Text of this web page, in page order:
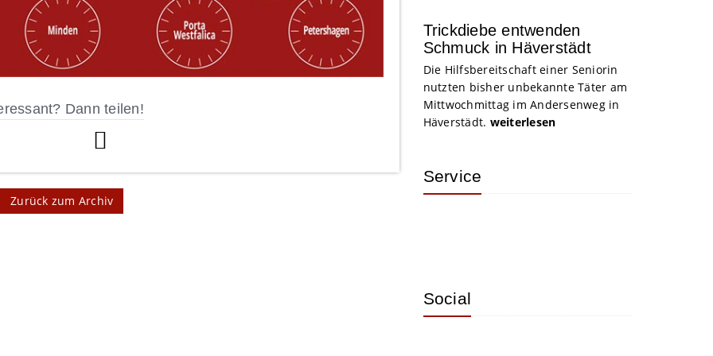
Dann teilen!
Zurück zum Archiv
Trickdiebe entwenden
Schmuck in Häverstädt
Die Hilfsbereitschaft einer Seniorin
nutzten bisher unbekannte Täter am
Mittwochmittag im Andersenweg in
Häverstädt. weiterlesen
Service
Social